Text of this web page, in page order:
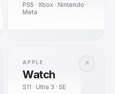
PS5 · Xbox · Nintendo ·
Meta
↗
APPLE
Watch
S11 · Ultra 3 · SE